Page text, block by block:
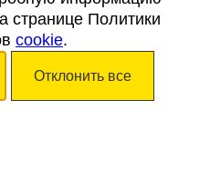
Туристический Совет. Все права
странице Политики
cookie.
Отклонить все